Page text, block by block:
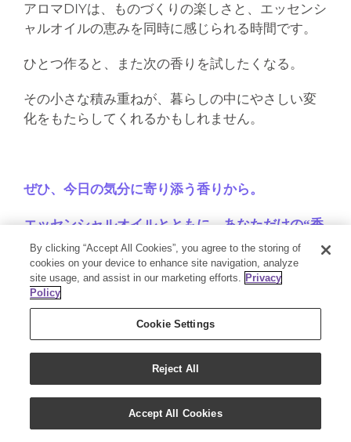
アロマDIYは、ものづくりの楽しさと、エッセンシ
ャルオイルの恵みを同時に感じられる時間です。
ひとつ作ると、また次の香りを試したくなる。
その小さな積み重ねが、暮らしの中にやさしい変
化をもたらしてくれるかもしれません。
ぜひ、今日の気分に寄り添う香りから。
エッセンシャルオイルとともに、あなただけの“香
りのある暮らし”を育てていきませんか。
〜つくる時間も、香りのご褒美〜
暮らしを彩る、
アロマDIYレシピ集はこちら
By clicking “Accept All Cookies”, you agree to the storing of
cookies on your device to enhance site navigation, analyze
site usage, and assist in our marketing efforts. Privacy
Policy
Cookie Settings
Reject All
Accept All Cookies